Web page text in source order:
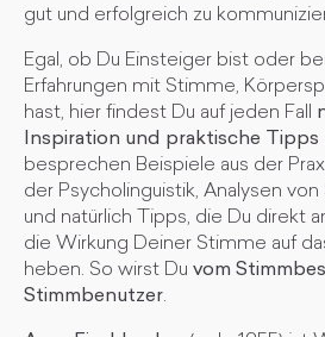
gut und erfolgreich zu
Egal, ob Du Einsteiger bist oder
Erfahrungen mit Stimme,
hast, hier findest Du auf jeden Fall
Inspiration und praktische Tipps
besprechen Beispiele aus der
der Psycholinguistik, Analysen
und natürlich Tipps, die Du direkt
die Wirkung Deiner Stimme auf
heben. So wirst Du vom
Stimmbenutzer.